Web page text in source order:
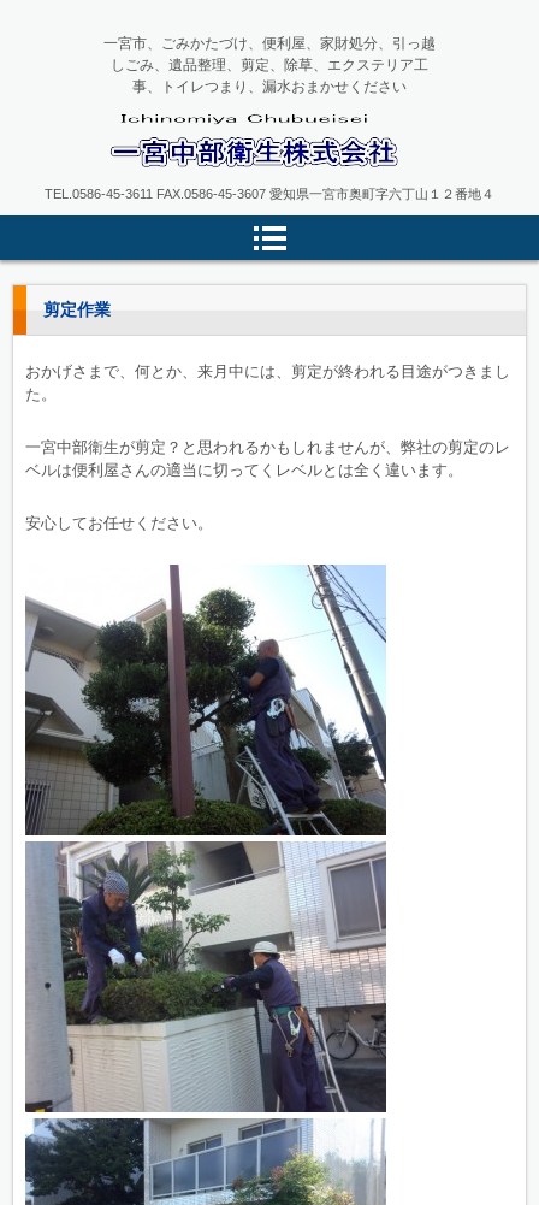
一宮中部衛生
一宮市、ごみかたづけ、便利屋、家財処分、引っ越
しごみ、遺品整理、剪定、除草、エクステリア工
事、トイレつまり、漏水おまかせください
TEL.0586-45-3611 FAX.0586-45-3607 愛知県一宮市奥町字六丁山１２番地４
剪定作業
おかげさまで、何とか、来月中には、剪定が終われる目途がつきまし
た。
一宮中部衛生が剪定？と思われるかもしれませんが、弊社の剪定のレ
ベルは便利屋さんの適当に切ってくレベルとは全く違います。
安心してお任せください。